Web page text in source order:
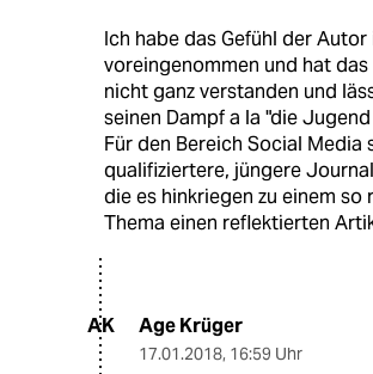
Ich habe das Gefühl der
voreingenommen und hat das
nicht ganz verstanden und
seinen Dampf a la "die
Für den Bereich Social
qualifiziertere, jüngere
die es hinkriegen zu einem so
Thema einen reflektierten
AK Age Krüger
17.01.2018, 16:59 Uhr